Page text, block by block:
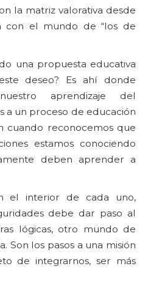
la matriz valorativa desde
con el mundo de “los de
una propuesta educativa
deseo? Es ahí donde
aprendizaje del
a un proceso de educación
cuando reconocemos que
estamos conociendo
deben aprender a
el interior de cada uno,
debe dar paso al
lógicas, otro mundo de
Son los pasos a una misión
de integrarnos, ser más